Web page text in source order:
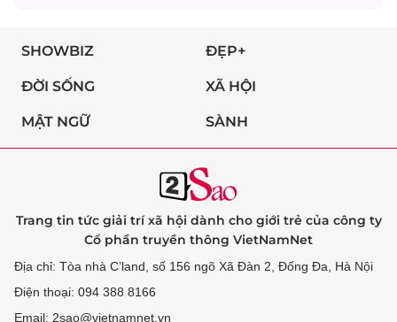
SHOWBIZ ĐẸP+
ĐỜI SỐNG XÃ HỘI
MẬT NGỮ SÀNH
Trang tin tức giải trí xã hội dành cho giới trẻ của công ty
Cổ phần truyền thông VietNamNet
Địa chỉ: Tòa nhà C’land, số 156 ngõ Xã Đàn 2, Đống Đa, Hà Nội
Điện thoại: 094 388 8166
Email: 2sao@vietnamnet.vn